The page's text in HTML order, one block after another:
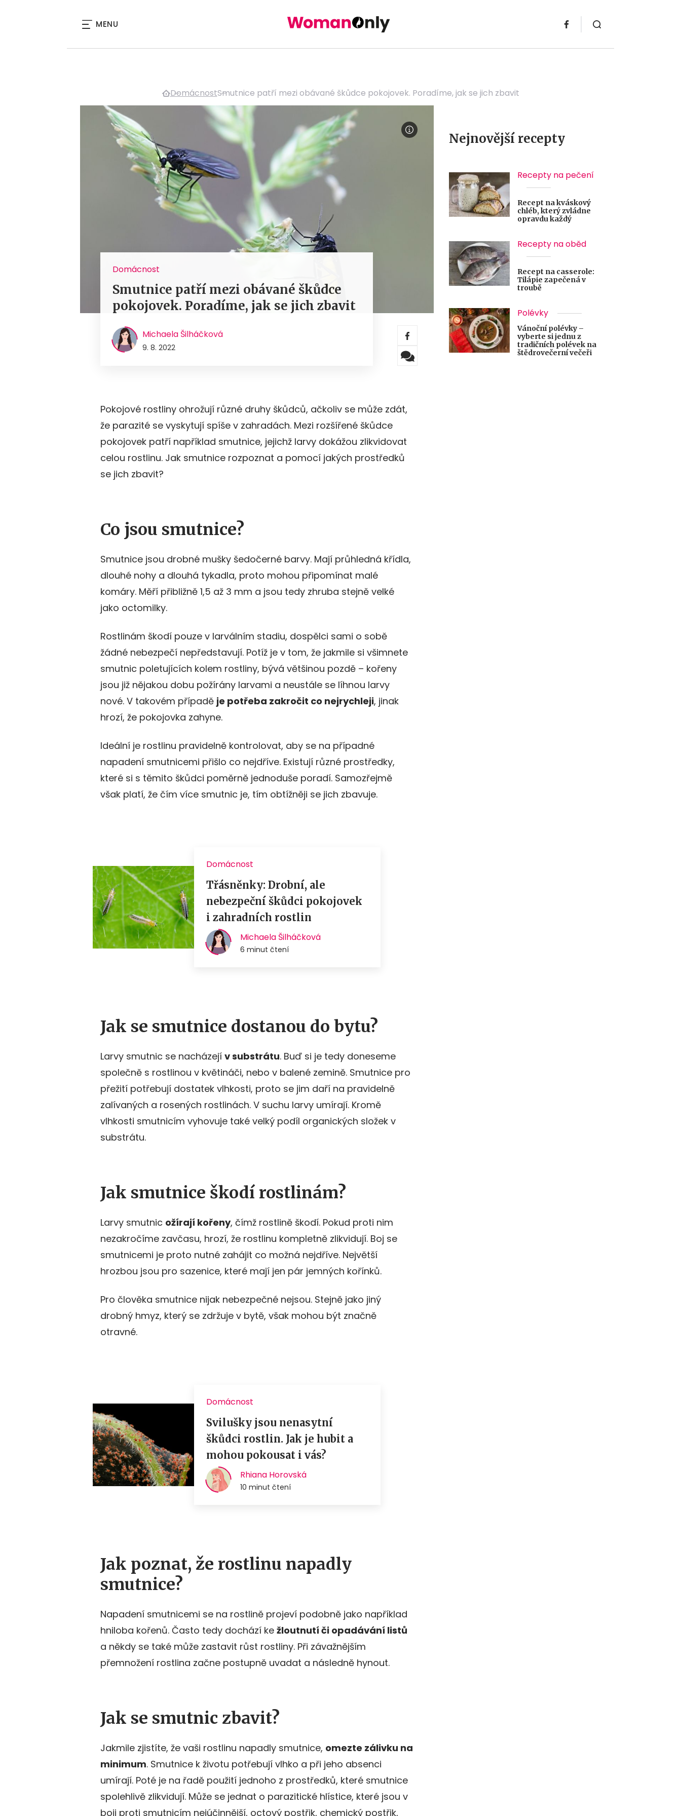
MENU
DomácnostSmutnice patří mezi obávané škůdce pokojovek. Poradíme, jak se jich zbavit
Domácnost
Smutnice patří mezi obávané škůdce
pokojovek. Poradíme, jak se jich zbavit
Michaela Šilháčková
9. 8. 2022
Pokojové rostliny ohrožují různé druhy škůdců, ačkoliv se může zdát,
že parazité se vyskytují spíše v zahradách. Mezi rozšířené škůdce
pokojovek patří například smutnice, jejichž larvy dokážou zlikvidovat
celou rostlinu. Jak smutnice rozpoznat a pomocí jakých prostředků
se jich zbavit?
Co jsou smutnice?
Smutnice jsou drobné mušky šedočerné barvy. Mají průhledná křídla,
dlouhé nohy a dlouhá tykadla, proto mohou připomínat malé
komáry. Měří přibližně 1,5 až 3 mm a jsou tedy zhruba stejně velké
jako octomilky.
Rostlinám škodí pouze v larválním stadiu, dospělci sami o sobě
žádné nebezpečí nepředstavují. Potíž je v tom, že jakmile si všimnete
smutnic poletujících kolem rostliny, bývá většinou pozdě – kořeny
jsou již nějakou dobu požírány larvami a neustále se líhnou larvy
nové. V takovém případě je potřeba zakročit co nejrychleji, jinak
hrozí, že pokojovka zahyne.
Ideální je rostlinu pravidelně kontrolovat, aby se na případné
napadení smutnicemi přišlo co nejdříve. Existují různé prostředky,
které si s těmito škůdci poměrně jednoduše poradí. Samozřejmě
však platí, že čím více smutnic je, tím obtížněji se jich zbavuje.
Jak se smutnice dostanou do bytu?
Larvy smutnic se nacházejí v substrátu. Buď si je tedy doneseme
společně s rostlinou v květináči, nebo v balené zemině. Smutnice pro
přežití potřebují dostatek vlhkosti, proto se jim daří na pravidelně
zalívaných a rosených rostlinách. V suchu larvy umírají. Kromě
vlhkosti smutnicím vyhovuje také velký podíl organických složek v
substrátu.
Jak smutnice škodí rostlinám?
Larvy smutnic ožírají kořeny, čímž rostlině škodí. Pokud proti nim
nezakročíme zavčasu, hrozí, že rostlinu kompletně zlikvidují. Boj se
smutnicemi je proto nutné zahájit co možná nejdříve. Největší
hrozbou jsou pro sazenice, které mají jen pár jemných kořínků.
Pro člověka smutnice nijak nebezpečné nejsou. Stejně jako jiný
drobný hmyz, který se zdržuje v bytě, však mohou být značně
otravné.
Jak poznat, že rostlinu napadly
smutnice?
Napadení smutnicemi se na rostlině projeví podobně jako například
hniloba kořenů. Často tedy dochází ke žloutnutí či opadávání listů
a někdy se také může zastavit růst rostliny. Při závažnějším
přemnožení rostlina začne postupně uvadat a následně hynout.
Jak se smutnic zbavit?
Jakmile zjistíte, že vaši rostlinu napadly smutnice, omezte zálivku na
minimum. Smutnice k životu potřebují vlhko a při jeho absenci
umírají. Poté je na řadě použití jednoho z prostředků, které smutnice
spolehlivě zlikvidují. Může se jednat o parazitické hlístice, které jsou v
boji proti smutnicím nejúčinnější, octový postřik, chemický postřik,
Nejnovější recepty
Recepty na pečení
Recept na kváskový
chléb, který zvládne
opravdu každý
Recepty na oběd
Recept na casserole:
Tilápie zapečená v
troubě
Polévky
Vánoční polévky –
vyberte si jednu z
tradičních polévek na
štědrovečerní večeři